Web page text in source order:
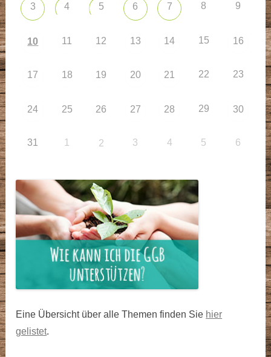
3 4 5 6 7 8 9
10 11 12 13 14 15 16
17 18 19 20 21 22 23
24 25 26 27 28 29 30
31 1 2 3 4 5 6
Eine Übersicht über alle Themen finden Sie hier
gelistet.